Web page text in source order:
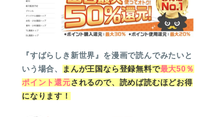
『すばらしき新世界』を漫画で読んでみたいと
いう場合、
まんが王国なら登録無料で最大50％
ポイント還元されるので、読めば読むほどお得
になります！